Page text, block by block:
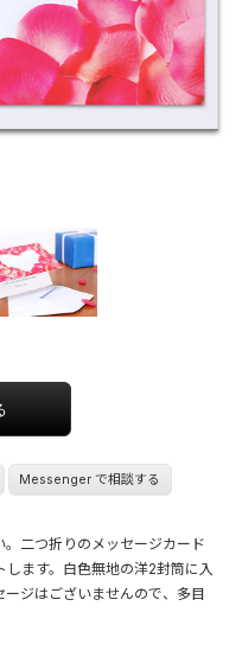
Messenger で相談する
二つ折りのメッセージカード
ます。白色無地の洋2封筒に入
ジはございませんので、多目